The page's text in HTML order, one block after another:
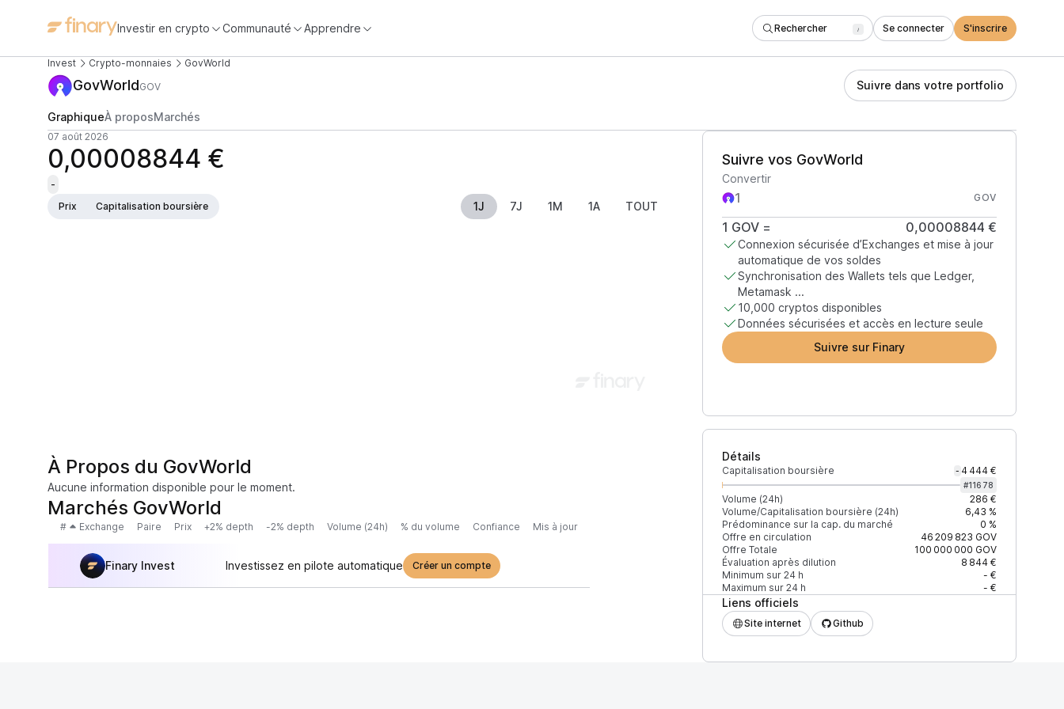
Investir en crypto Communauté Apprendre Rechercher / Se connecter S'inscrire
Invest Crypto-monnaies GovWorld
GovWorldGOV Suivre dans votre portfolio
GraphiqueÀ proposMarchés
07 août 2026
0,00008844 €
-
Prix
Capitalisation boursière 1J 7J 1M 1A TOUT
Suivre vos GovWorld
Convertir
GOV
1 GOV= 0,00008844 €
Connexion sécurisée d’Exchanges et mise à jour
automatique de vos soldes
Synchronisation des Wallets tels que Ledger,
Metamask ...
10,000 cryptos disponibles
Données sécurisées et accès en lecture seule
Suivre sur Finary
Détails
Capitalisation boursière - 4 444 €
#11678
Volume (24h)
286 €
Volume/Capitalisation boursière (24h)
6,43 %
Prédominance sur la cap. du marché
0 %
Offre en circulation
46 209 823 GOV
Offre Totale
100 000 000 GOV
Évaluation après dilution
8 844 €
Minimum sur 24 h
- €
Maximum sur 24 h
- €
Liens officiels
Site internet Github
À Propos du GovWorld
Aucune information disponible pour le moment.
Marchés GovWorld
# Exchange Paire Prix +2% depth -2% depth Volume (24h) % du volume Confiance Mis à jour
Finary Invest Investissez en pilote automatique Créer un compte